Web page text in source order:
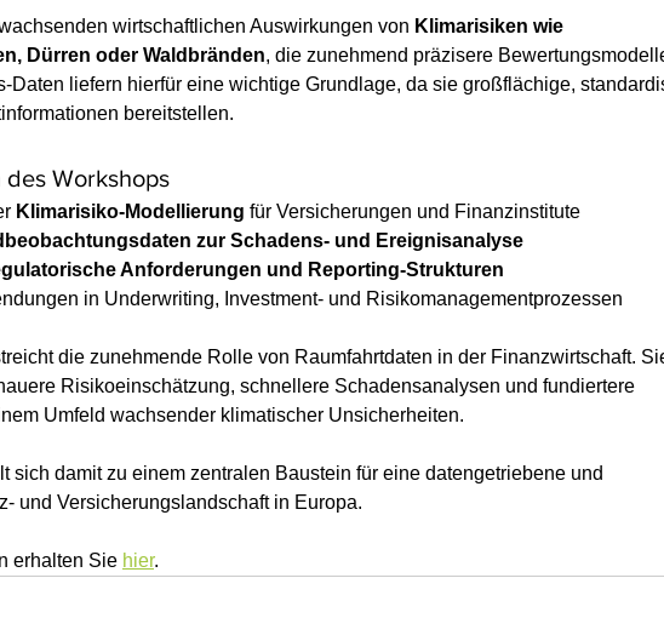
wirtschaftlichen Auswirkungen von Klimarisiken wie
Dürren oder Waldbränden, die zunehmend präzisere
Daten liefern hierfür eine wichtige Grundlage, da sie großflächige,
bereitstellen.
Workshops
Klimarisiko-Modellierung für Versicherungen und Finanzinstitute
zur Schadens- und Ereignisanalyse
Anforderungen und Reporting-Strukturen
in Underwriting, Investment- und Risikomanagementprozessen
die zunehmende Rolle von Raumfahrtdaten in der Finanzwirtschaft.
Risikoeinschätzung, schnellere Schadensanalysen und fundiertere
Umfeld wachsender klimatischer Unsicherheiten.
sich damit zu einem zentralen Baustein für eine datengetriebene und
und Versicherungslandschaft in Europa.
erhalten Sie hier.